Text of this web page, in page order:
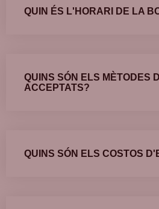
QUIN ÉS L'HORARI DE LA
QUINS SÓN ELS MÈTODES
ACCEPTATS?
QUINS SÓN ELS COSTOS